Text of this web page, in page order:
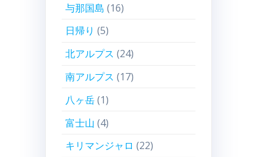
与那国島 (16)
日帰り (5)
北アルプス (24)
南アルプス (17)
八ヶ岳(1)
富士山 (4)
キリマンジャロ (22)